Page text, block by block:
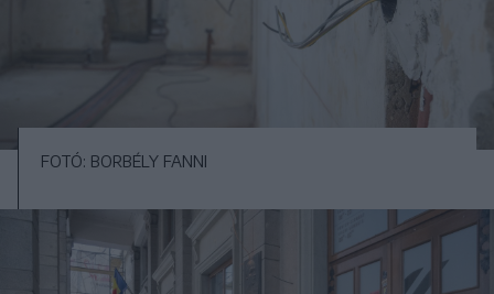
FOTÓ: BORBÉLY FANNI